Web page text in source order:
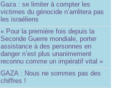
Gaza : se limiter à compter les
victimes du génocide n’arrêtera pas
les israéliens
« Pour la première fois depuis la
Seconde Guerre mondiale, porter
assistance à des personnes en
danger n’est plus unanimement
reconnu comme un impératif vital »
GAZA : Nous ne sommes pas des
chiffres !